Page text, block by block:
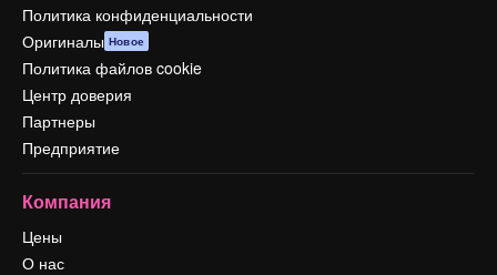
Политика конфиденциальности
Оригиналы Новое
Политика файлов cookie
Центр доверия
Партнеры
Предприятие
Компания
Цены
О нас